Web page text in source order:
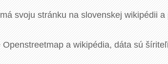
svoju stránku na slovenskej wikipédii
a wikipédia, dáta sú